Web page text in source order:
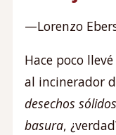
—Lorenzo
Hace poco
al incinerador
desechos
basura,